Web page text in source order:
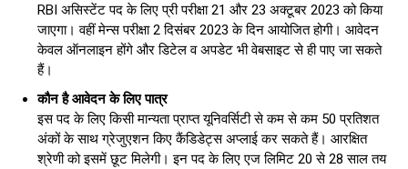
RBI असिस्टेंट पद के लिए प्री परीक्षा 21 और 23 अक्टूबर 2023 को किया
जाएगा। वहीं मेन्स परीक्षा 2 दिसंबर 2023 के दिन आयोजित होगी। आवेदन
केवल ऑनलाइन होंगे और डिटेल व अपडेट भी वेबसाइट से ही पाए जा सकते
हैं।
कौन है आवेदन के लिए पात्र
इस पद के लिए किसी मान्यता प्राप्त यूनिवर्सिटी से कम से कम 50 प्रतिशत
अंकों के साथ ग्रेजुएशन किए कैंडिडेट्स अप्लाई कर सकते हैं। आरक्षित
श्रेणी को इसमें छूट मिलेगी। इन पद के लिए एज लिमिट 20 से 28 साल तय